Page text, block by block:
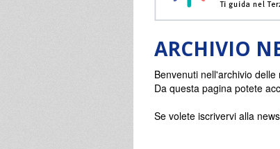
ARCHIVIO
Benvenuti nell'archivio
Da questa pagina potete
Se volete iscrivervi alla